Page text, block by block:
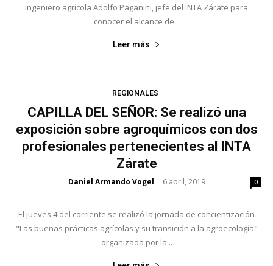
ingeniero agrícola Adolfo Paganini, jefe del INTA Zárate para
conocer el alcance de...
Leer más
REGIONALES
CAPILLA DEL SEÑOR: Se realizó una
exposición sobre agroquímicos con dos
profesionales pertenecientes al INTA
Zárate
Daniel Armando Vogel - 6 abril, 2019 0
El jueves 4 del corriente se realizó la jornada de concientización
"Las buenas prácticas agrícolas y su transición a la agroecología"
organizada por la...